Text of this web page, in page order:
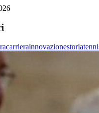
carrierainnovazionestoria